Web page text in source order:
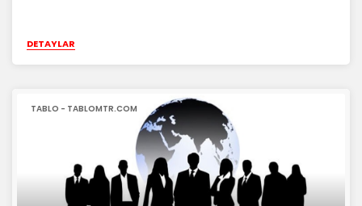
DETAYLAR
TABLO - TABLOMTR.COM